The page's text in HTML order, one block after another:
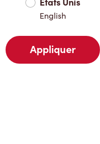
États Unis
English
Appliquer